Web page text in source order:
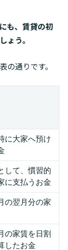
も、賃貸の初
ょう。
通りです。
に大家へ預け
して、慣習的
に支払うお金
の翌月分の家
の家賃を日割
したお金